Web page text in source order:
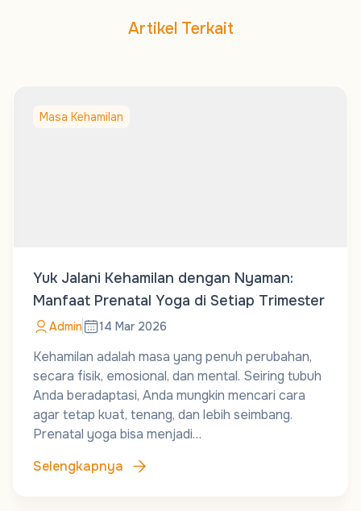
Artikel Terkait
Masa Kehamilan
Yuk Jalani Kehamilan dengan Nyaman:
Manfaat Prenatal Yoga di Setiap Trimester
Admin 14 Mar 2026
Kehamilan adalah masa yang penuh perubahan,
secara fisik, emosional, dan mental. Seiring tubuh
Anda beradaptasi, Anda mungkin mencari cara
agar tetap kuat, tenang, dan lebih seimbang.
Prenatal yoga bisa menjadi…
Selengkapnya